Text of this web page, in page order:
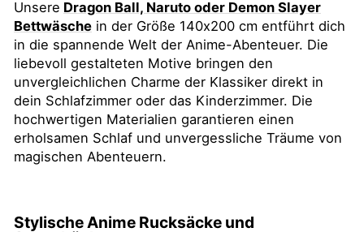
Unsere Dragon Ball, Naruto oder Demon Slayer
Bettwäsche in der Größe 140x200 cm entführt dich
in die spannende Welt der Anime-Abenteuer. Die
liebevoll gestalteten Motive bringen den
unvergleichlichen Charme der Klassiker direkt in
dein Schlafzimmer oder das Kinderzimmer. Die
hochwertigen Materialien garantieren einen
erholsamen Schlaf und unvergessliche Träume von
magischen Abenteuern.
Stylische Anime Rucksäcke und